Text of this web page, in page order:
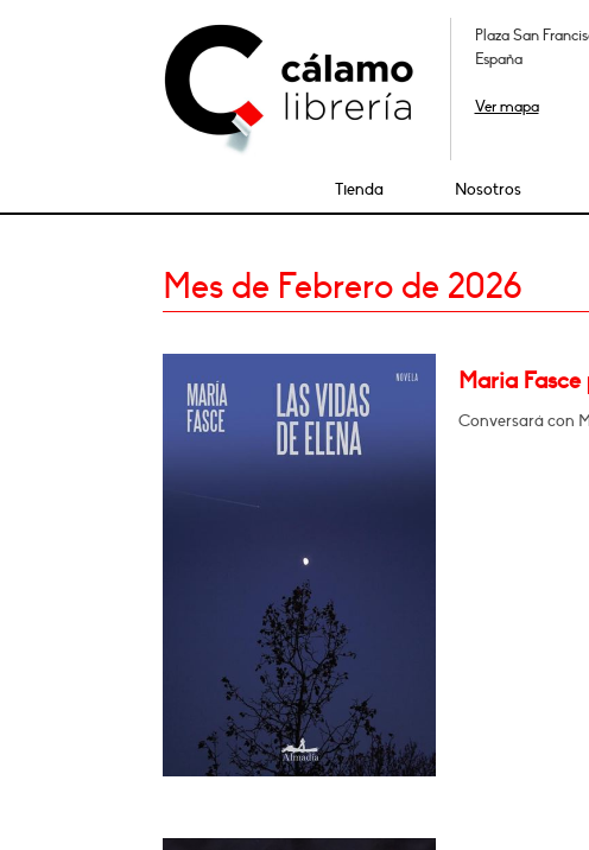
Plaza San
España
Ver mapa
Tienda Nosotros
Mes de Febrero de 2026
Maria
Conversará con